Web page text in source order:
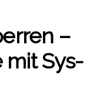
–
mit Sys­